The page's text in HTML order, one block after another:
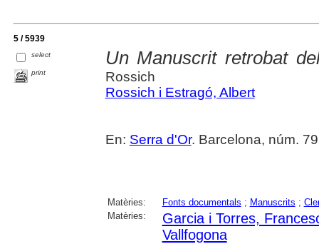
5 / 5939
select
print
Un Manuscrit retrobat
Rossich
Rossich i Estragó, Albert
En: Serra d'Or. Barcelona, núm.
Matèries: Fonts documentals ; Manuscrits ;
Matèries:
Garcia i Torres,
Vallfogona